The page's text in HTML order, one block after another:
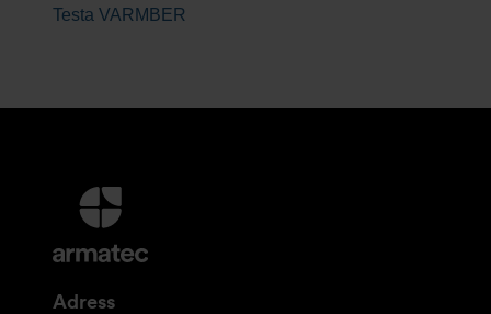
Testa VARMBER
Ytterligare
information
och
Adress